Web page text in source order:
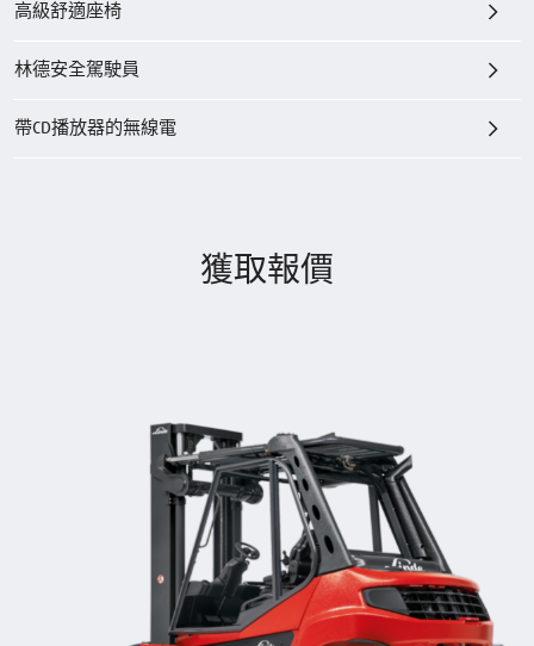
高級舒適座椅
林德安全駕駛員
帶CD播放器的無線電
獲取報價